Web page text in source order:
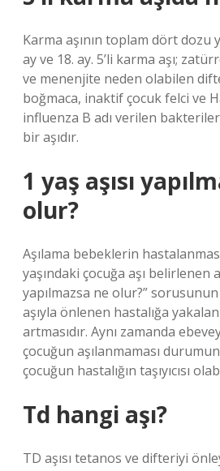
Karma aşının toplam dört dozu
ay ve 18. ay. 5’li karma aşı;
ve menenjite neden olabilen
boğmaca, inaktif çocuk felci ve
influenza B adı verilen
bir aşıdır.
1 yaş aşısı
olur?
Aşılama bebeklerin
yaşındaki çocuğa aşı belirlenen
yapılmazsa ne olur?” sorusunun
aşıyla önlenen hastalığa
artmasıdır. Aynı zamanda
çocuğun aşılanmaması
çocuğun hastalığın taşıyıcısı
Td hangi aşı?
TD aşısı tetanos ve difteriyi